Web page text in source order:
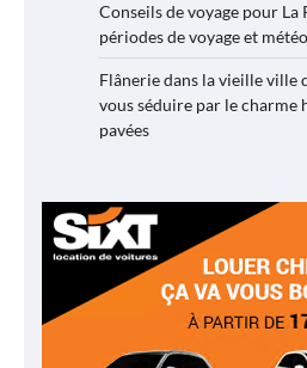
Conseils de voyage pour
périodes de voyage et météo
Flânerie dans la vieille ville
vous séduire par le charme
pavées